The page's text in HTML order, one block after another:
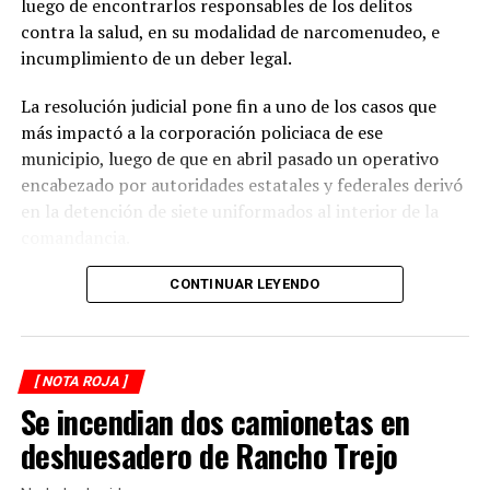
La circulación en la zona se vio afectada por algunos
minutos mientras se realizaban las labores de auxilio y el
levantamiento de indicios por parte de las autoridades.
Posteriormente, el tránsito fue restablecido de manera
normal.
luego de encontrarlos responsables de los delitos
contra la salud, en su modalidad de narcomenudeo, e
incumplimiento de un deber legal.
La resolución judicial pone fin a uno de los casos que
más impactó a la corporación policiaca de ese
municipio, luego de que en abril pasado un operativo
encabezado por autoridades estatales y federales derivó
en la detención de siete uniformados al interior de la
La intervención se realizó el 10 de abril mediante un
elementos de la Secretaría de Marina (Semar) y de la
Secretaría de Seguridad Pública (SSP), quienes
ejecutaron una revisión en las instalaciones de la
corporación municipal.
Durante la inspección, los efectivos localizaron diversas
CONTINUAR LEYENDO
[ NOTA ROJA ]
Se incendian dos camionetas en
deshuesadero de Rancho Trejo